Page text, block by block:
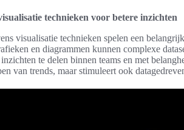
technieken voor betere inzichten
visualisatie technieken spelen een
en diagrammen kunnen complexe
te delen binnen teams en met
van trends, maar stimuleert ook